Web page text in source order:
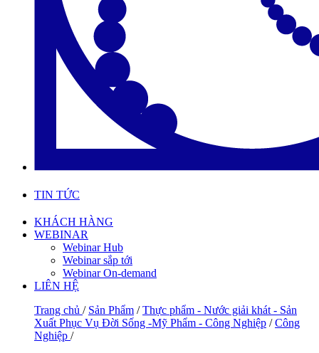
TIN TỨC
KHÁCH HÀNG
WEBINAR
Webinar Hub
Webinar sắp tới
Webinar On-demand
LIÊN HỆ
Trang chủ / Sản Phẩm /Thực phẩm - Nước giải khát - Sản
Xuất Phục Vụ Đời Sống -Mỹ Phẩm - Công Nghiệp /Công
Nghiệp /